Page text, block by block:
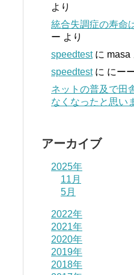
より
統合失調症の寿命
ー より
speedtestに masa
speedtestに にー
ネットの普及で田
なくなったと思い
アーカイブ
2025年
11月
5月
2022年
2021年
2020年
2019年
2018年